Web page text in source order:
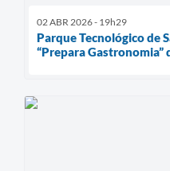
02 ABR 2026 - 19h29
Parque Tecnológico de
“Prepara Gastronomia”